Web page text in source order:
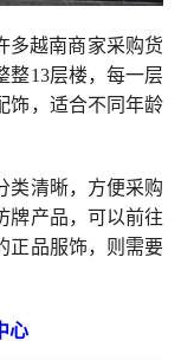
多越南商家采购货
整13层楼，每一层
饰，适合不同年龄
类清晰，方便采购
牌产品，可以前往
正品服饰，则需要
心